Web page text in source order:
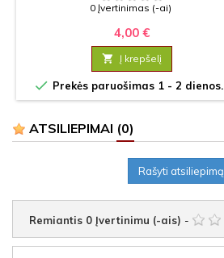
0 Įvertinimas (-ai)
4,00 €
 Į krepšelį
 Prekės paruošimas 1 - 2 dienos.
ATSILIEPIMAI (0)
Rašyti atsiliepimą
Remiantis 0 Įvertinimu (-ais) -